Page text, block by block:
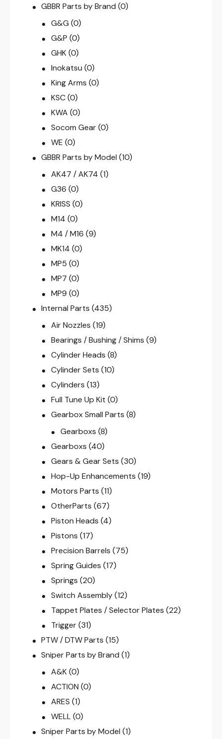
GBBR Parts by Brand (0)
G&G (0)
G&P (0)
GHK (0)
Inokatsu (0)
King Arms (0)
KSC (0)
KWA (0)
Socom Gear (0)
WE (0)
GBBR Parts by Model (10)
AK47 / AK74 (1)
G36 (0)
KRISS (0)
M14 (0)
M4 / M16 (9)
MK14 (0)
MP5 (0)
MP7 (0)
MP9 (0)
Internal Parts (435)
Air Nozzles (19)
Bearings / Bushing / Shims (9)
Cylinder Heads (8)
Cylinder Sets (10)
Cylinders (13)
Full Tune Up Kit (0)
Gearbox Small Parts (8)
Gearboxs (8)
Gearboxs (40)
Gears & Gear Sets (30)
Hop-Up Enhancements (19)
Motors Parts (11)
OtherParts (67)
Piston Heads (4)
Pistons (17)
Precision Barrels (75)
Spring Guides (17)
Springs (20)
Switch Assembly (12)
Tappet Plates / Selector Plates (22)
Trigger (31)
PTW / DTW Parts (15)
Sniper Parts by Brand (1)
A&K (0)
ACTION (0)
ARES (1)
WELL (0)
Sniper Parts by Model (1)